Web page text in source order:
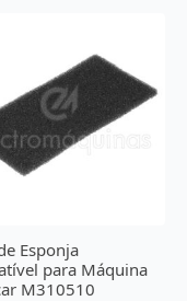
Esponja
para Máquina
M310510